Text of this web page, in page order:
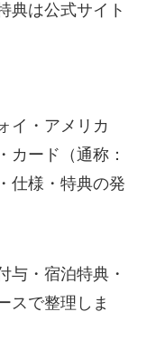
典は公式サイト
イ・アメリカ
カード（通称：
仕様・特典の発
与・宿泊特典・
スで整理しま